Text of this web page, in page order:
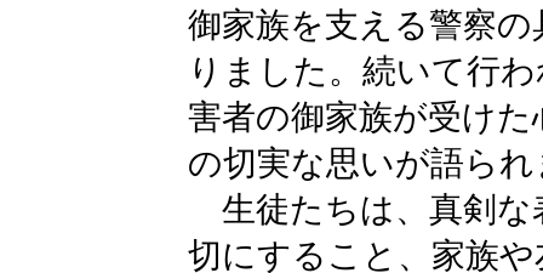
御家族を支える警察
りました。続いて行
害者の御家族が受け
の切実な思いが語ら
生徒たちは、真剣な
切にすること、家族